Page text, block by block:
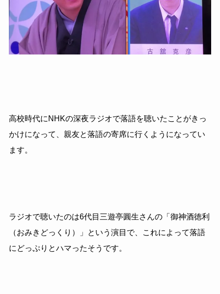
高校時代にNHKの深夜ラジオで落語を聴いたことがきっ
かけになって、親友と落語の寄席に行くようになってい
ます。
ラジオで聴いたのは6代目三遊亭圓生さんの「御神酒徳利
（おみきどっくり）」という演目で、これによって落語
にどっぷりとハマったそうです。